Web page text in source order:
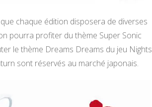
chaque édition disposera de diverses
pourra profiter du thème Super Sonic
le thème Dreams Dreams du jeu Nights
sont réservés au marché japonais.